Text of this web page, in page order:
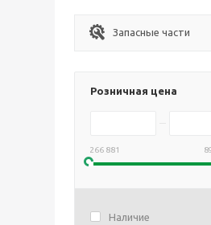
Запасные части
Розничная цена
266 881
Наличие